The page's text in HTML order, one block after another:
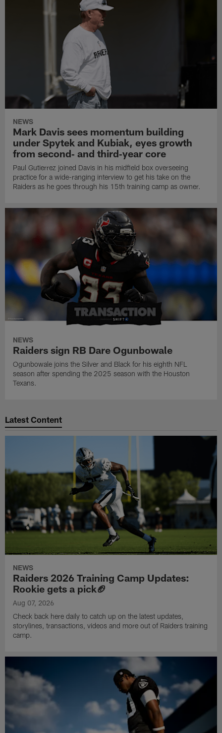
NEWS
Mark Davis sees momentum building
under Spytek and Kubiak, eyes growth
from second‑ and third‑year core
Paul Gutierrez joined Davis in his midfield box overseeing
practice for a wide-ranging interview to get his take on the
Raiders as he goes through his 15th training camp as owner.
NEWS
Raiders sign RB Dare Ogunbowale
Ogunbowale joins the Silver and Black for his eighth NFL
season after spending the 2025 season with the Houston
Texans.
Latest Content
NEWS
Raiders 2026 Training Camp Updates:
Rookie gets a pick🏈
Aug 07, 2026
Check back here daily to catch up on the latest updates,
storylines, transactions, videos and more out of Raiders training
camp.